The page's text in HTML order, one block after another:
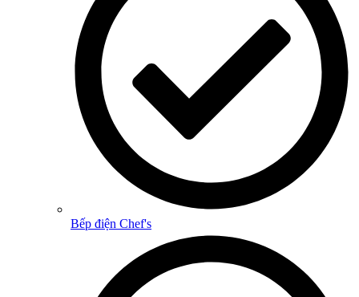
Bếp điện Chef's